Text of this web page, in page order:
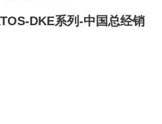
DKE系列-中国总经销